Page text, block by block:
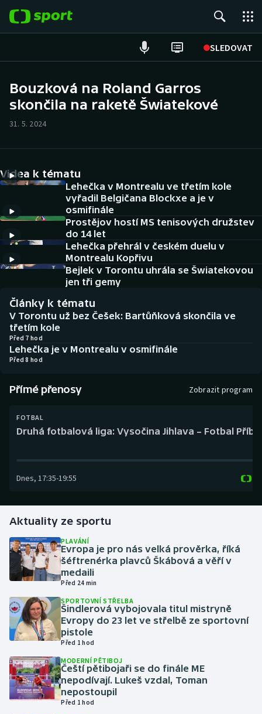
SLEDOVAT
Hokej
Cyklistika
DALŠÍ SPORTY
Americký fotbal
Baseball a softbal
Basketbal
Biatlon
Boby a skeleton
Box
Golf
Gymnastika
Házená
Jezdectví
Judo
Krasobruslení
Lezení
NEPŘEHLÉDNĚTE
Soutěže
Historické návraty
Aplikace ČT sport
AZ kvíz
Bouzková na Roland Garros
skončila na raketě Šwiatekové
31. 5. 2024
Videa k tématu
Lehečka v Montrealu ve třetím kole
vyřadil Belgičana Blockxe a je v
osmifinále
Prostějov hostí MS tenisových družstev
do 14 let
Lehečka přehrál v českém duelu v
Montrealu Kopřivu
Bejlek v Torontu uhrála se Šwiatekovou
jen tři gemy
Články k tématu
V Torontu už bez Češek: Bartůňková skončila ve
třetím kole
Před 7 hod
Lehečka je v Montrealu v osmifinále
Před 8 hod
Přímé přenosy Zobrazit program
FOTBAL
Druhá fotbalová liga: Vysočina Jihlava – Fotbal
Dnes, 17:35-19:55
Aktuality ze sportu
PLAVÁNÍ
Evropa je pro nás velká prověrka, říká
šéftrenérka plavců Škábová a věří v
medaili
Před 24 min
SPORTOVNÍ STŘELBA
Šindlerová vybojovala titul mistryně
Evropy do 23 let ve střelbě ze sportovní
pistole
Před 1 hod
MODERNÍ PĚTIBOJ
Čeští pětibojaři se do finále ME
nepodívají. Lukeš vzdal, Toman
nepostoupil
Před 1 hod